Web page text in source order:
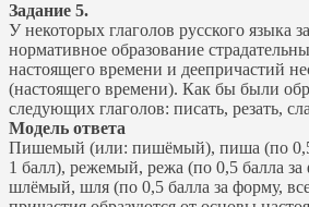
Задание 5.
У некоторых глаголов русского языка
нормативное образование
настоящего времени и деепричастий
(настоящего времени). Как бы были
следующих глаголов: писать, резать,
Модель ответа
Пишемый (или: пишёмый), пиша (по 0,5
1 балл), режемый, режа (по 0,5 балла за
шлёмый, шля (по 0,5 балла за форму,